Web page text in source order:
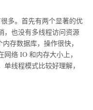
多。首先有两个显著的优
，也没有多线程访问资源
存数据库，操作很快，
络 IO 和内存大小上，
线程模式比较好理解，